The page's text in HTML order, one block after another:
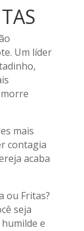
Um líder
mais
contagia
acaba
ou Fritas?
seja
e